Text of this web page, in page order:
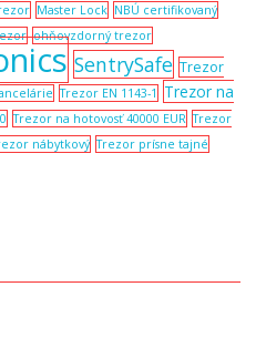
Master Lock NBÚ certifikovaný
ohňovzdorný trezor
SentrySafe Trezor
Trezor EN 1143-1
Trezor na
Trezor na hotovosť 40000 EUR Trezor
nábytkový Trezor prísne tajné